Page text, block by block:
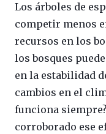
Los árboles de
competir menos
recursos en los
los bosques
en la estabilidad
cambios en el
funciona
corroborado ese